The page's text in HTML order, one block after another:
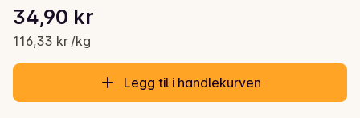
Gjeldende pris er: 34,90 kr
34,90 kr
116,33 kr /kg
Stykkpris: 116,33 kr /kg
Legg til i handlekurven